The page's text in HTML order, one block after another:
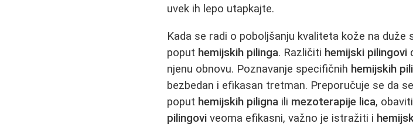
uvek ih lepo utapkajte.
Kada se radi o poboljšanju kvaliteta kože na
poput hemijskih pilinga. Različiti hemijski pilingovi
njenu obnovu. Poznavanje specifičnih hemijskih
bezbedan i efikasan tretman. Preporučuje se da
poput hemijskih piligna ili mezoterapije lica,
pilingovi veoma efikasni, važno je istražiti i